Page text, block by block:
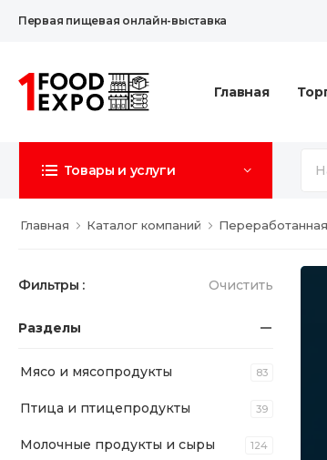
Первая пищевая онлайн-выставка
Главная
Товары и услуги
Главная Каталог компаний
Фильтры : Очистить
Разделы
Мясо и мясопродукты 83
Птица и птицепродукты 39
Молочные продукты и сыры 124